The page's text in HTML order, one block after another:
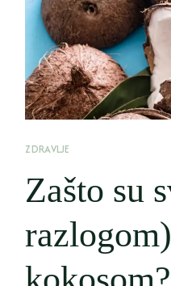
ZDRAVLJE
Zašto su